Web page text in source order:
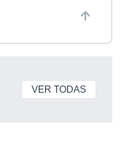
VER TODAS